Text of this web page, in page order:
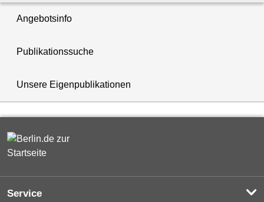
Angebotsinfo
Publikationssuche
Unsere Eigenpublikationen
Service